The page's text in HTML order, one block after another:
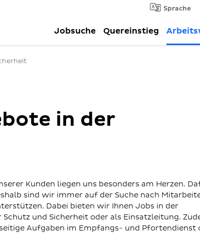
Sprache
Jobsuche Quereinstieg
in der
Kunden liegen uns besonders am Herzen.
sind wir immer auf der Suche nach
Dabei bieten wir Ihnen Jobs in der
und Sicherheit oder als Einsatzleitung.
Aufgaben im Empfangs- und Pfortendienst